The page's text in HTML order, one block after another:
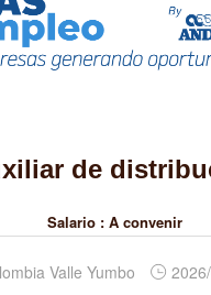
de
Salario : A convenir
Valle Yumbo